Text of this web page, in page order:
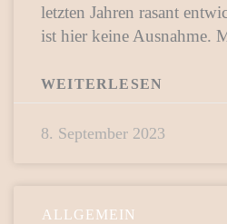
letzten Jahren rasant
ist hier keine Ausnahme.
WEITERLESEN
8. September 2023
ALLGEMEIN